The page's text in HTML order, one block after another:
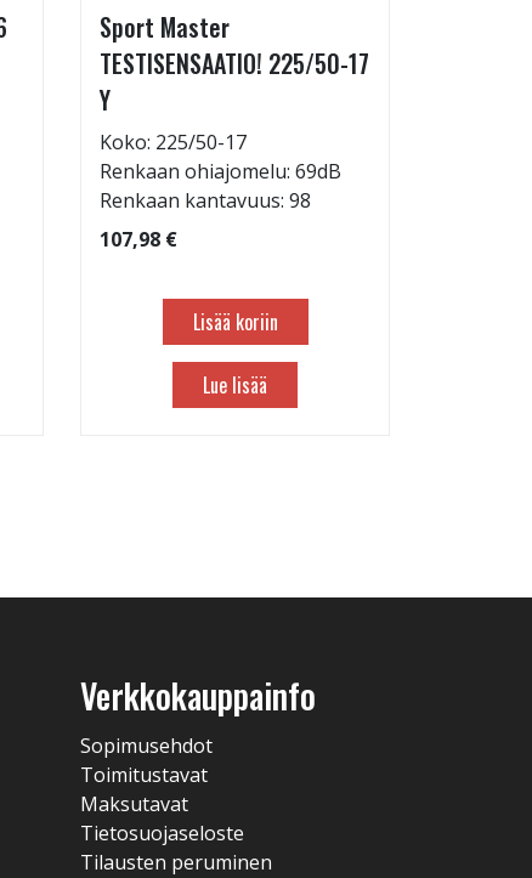
Sport Master
TESTISENSAATIO! 225/50-17
Y
Koko: 225/50-17
Renkaan ohiajomelu: 69dB
Renkaan kantavuus: 98
107,98 €
Lisää koriin
Lue lisää
Verkkokauppainfo
Sopimusehdot
Toimitustavat
Maksutavat
Tietosuojaseloste
Tilausten peruminen